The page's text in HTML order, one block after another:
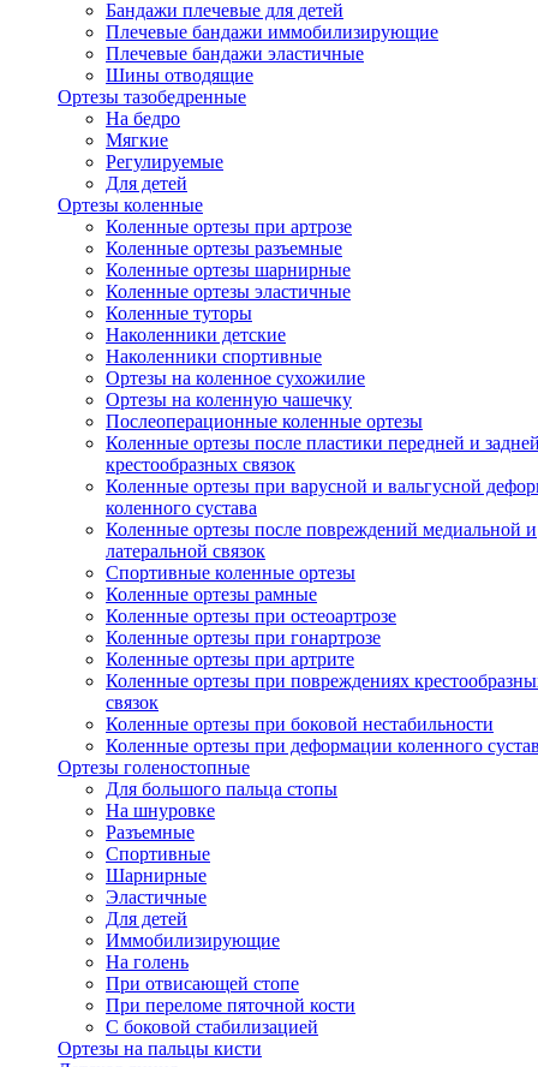
Бандажи плечевые для детей
Плечевые бандажи иммобилизирующие
Плечевые бандажи эластичные
Шины отводящие
Ортезы тазобедренные
На бедро
Мягкие
Регулируемые
Для детей
Ортезы коленные
Коленные ортезы при артрозе
Коленные ортезы разъемные
Коленные ортезы шарнирные
Коленные ортезы эластичные
Коленные туторы
Наколенники детские
Наколенники спортивные
Ортезы на коленное сухожилие
Ортезы на коленную чашечку
Послеоперационные коленные ортезы
Коленные ортезы после пластики передней и
крестообразных связок
Коленные ортезы при варусной и вальгусной
коленного сустава
Коленные ортезы после повреждений медиальной и
латеральной связок
Спортивные коленные ортезы
Коленные ортезы рамные
Коленные ортезы при остеоартрозе
Коленные ортезы при гонартрозе
Коленные ортезы при артрите
Коленные ортезы при повреждениях
связок
Коленные ортезы при боковой нестабильности
Коленные ортезы при деформации коленного
Ортезы голеностопные
Для большого пальца стопы
На шнуровке
Разъемные
Спортивные
Шарнирные
Эластичные
Для детей
Иммобилизирующие
На голень
При отвисающей стопе
При переломе пяточной кости
С боковой стабилизацией
Ортезы на пальцы кисти